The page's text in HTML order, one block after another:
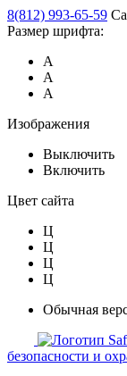
8(812) 993-65-59
Размер шрифта:
А
А
А
Изображения
Выключить
Включить
Цвет сайта
Ц
Ц
Ц
Ц
Обычная
безопасности и